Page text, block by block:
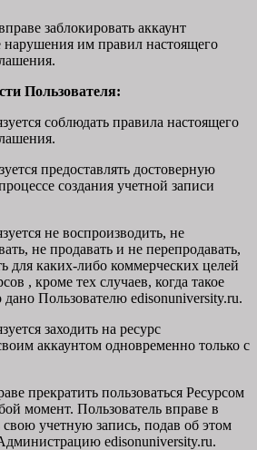
заблокировать аккаунт
нарушения им правил настоящего
Пользователя:
соблюдать правила настоящего
предоставлять достоверную
создания учетной записи
не воспроизводить, не
не продавать и не перепродавать,
для каких-либо коммерческих целей
, кроме тех случаев, когда такое
Пользователю edisonuniversity.ru.
заходить на ресурс
аккаунтом одновременно только с
прекратить пользоваться Ресурсом
момент. Пользователь вправе в
учетную запись, подав об этом
edisonuniversity.ru.